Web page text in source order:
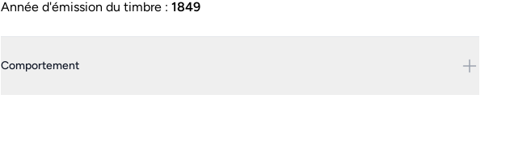
Année d'émission du timbre : 1849
Comportement